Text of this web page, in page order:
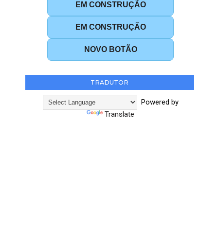
EM CONSTRUÇÃO
EM CONSTRUÇÃO
NOVO BOTÃO
TRADUTOR
Powered by
Translate